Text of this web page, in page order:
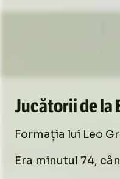
Jucătorii de la
Formația lui Leo
Era minutul 74,